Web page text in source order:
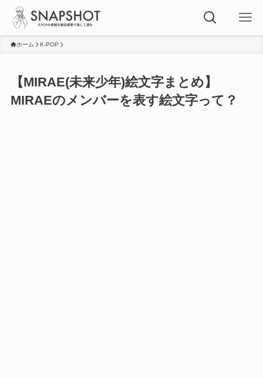
ホーム K-POP
【MIRAE(未来少年)絵文字まとめ】
MIRAEのメンバーを表す絵文字って？